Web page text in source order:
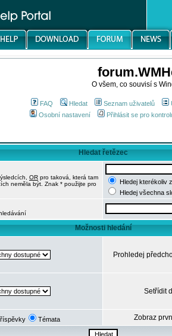
O všem, co souvisí s
FAQ Hledat Seznam uživatelů
Osobní nastavení
Přihlásit se pro
Hledat řetězec
OR pro taková, která tam
neměla být. Znak * použijte pro
Hledej kterékoliv
Hledej všechna
Možnosti hledání
Prohledej
Setřídit
Témata Zobraz